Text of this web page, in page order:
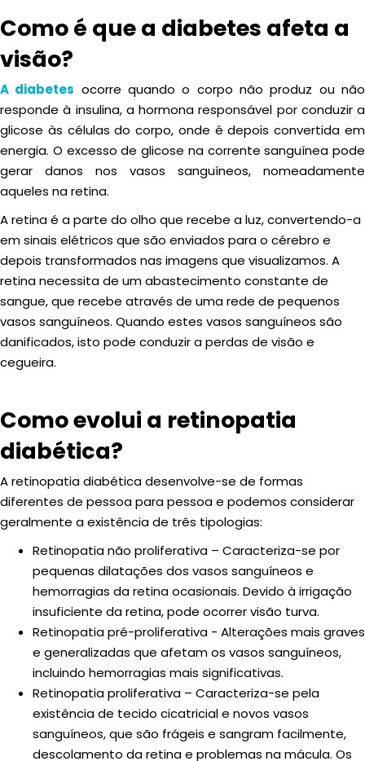
Como é que a diabetes afeta a
visão?
A diabetes ocorre quando o corpo não produz ou não
responde à insulina, a hormona responsável por conduzir a
glicose às células do corpo, onde é depois convertida em
energia. O excesso de glicose na corrente sanguínea pode
gerar danos nos vasos sanguíneos, nomeadamente
aqueles na retina.
A retina é a parte do olho que recebe a luz, convertendo-a
em sinais elétricos que são enviados para o cérebro e
depois transformados nas imagens que visualizamos. A
retina necessita de um abastecimento constante de
sangue, que recebe através de uma rede de pequenos
vasos sanguíneos. Quando estes vasos sanguíneos são
danificados, isto pode conduzir a perdas de visão e
cegueira.
Como evolui a retinopatia
diabética?
A retinopatia diabética desenvolve-se de formas
diferentes de pessoa para pessoa e podemos considerar
geralmente a existência de três tipologias:
Retinopatia não proliferativa – Caracteriza-se por
pequenas dilatações dos vasos sanguíneos e
hemorragias da retina ocasionais. Devido à irrigação
insuficiente da retina, pode ocorrer visão turva.
Retinopatia pré-proliferativa - Alterações mais graves
e generalizadas que afetam os vasos sanguíneos,
incluindo hemorragias mais significativas.
Retinopatia proliferativa – Caracteriza-se pela
existência de tecido cicatricial e novos vasos
sanguíneos, que são frágeis e sangram facilmente,
descolamento da retina e problemas na mácula. Os